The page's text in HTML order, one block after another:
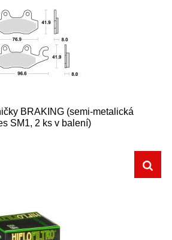
BRAKING (semi-metalická
SM1, 2 ks v balení)